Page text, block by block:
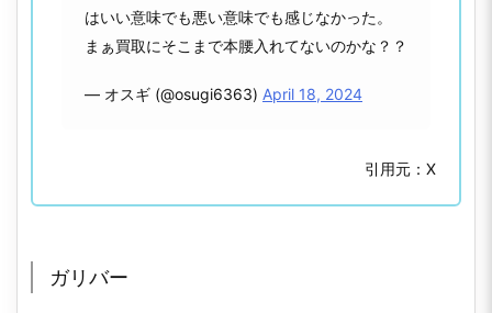
はいい意味でも悪い意味でも感じなかった。
まぁ買取にそこまで本腰入れてないのかな？？
— オスギ (@osugi6363) April 18, 2024
引用元：X
ガリバー